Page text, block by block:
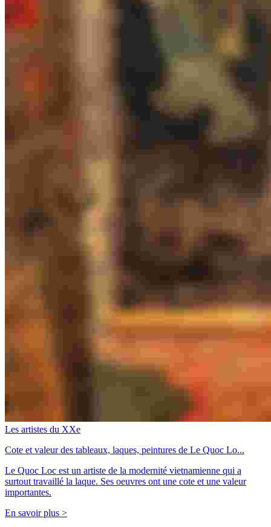
Les artistes du XXe
Cote et valeur des tableaux, laques, peintures de Le Quoc Lo...
Le Quoc Loc est un artiste de la modernité vietnamienne qui a
surtout travaillé la laque. Ses oeuvres ont une cote et une valeur
importantes.
En savoir plus >